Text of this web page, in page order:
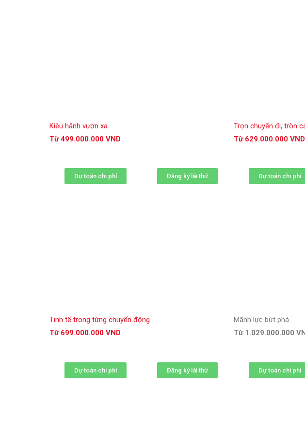
Kiêu hãnh vươn xa
Từ 499.000.000 VND
Dự toán chi phí Đăng ký lái thử
Trọn chuyến đi, tròn
Từ 629.000.000 VND
Dự toán chi phí
Tinh tế trong từng chuyển động
Từ 699.000.000 VND
Dự toán chi phí Đăng ký lái thử
Mãnh lực bứt phá
Từ 1.029.000.000
Dự toán chi phí